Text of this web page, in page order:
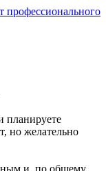
профессионального
планируете
но желательно
и, по общему